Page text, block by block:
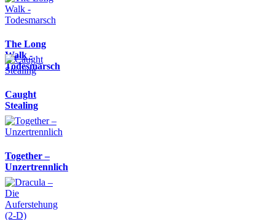
The Long
Walk -
Todesmarsch
Caught
Stealing
Together –
Unzertrennlich